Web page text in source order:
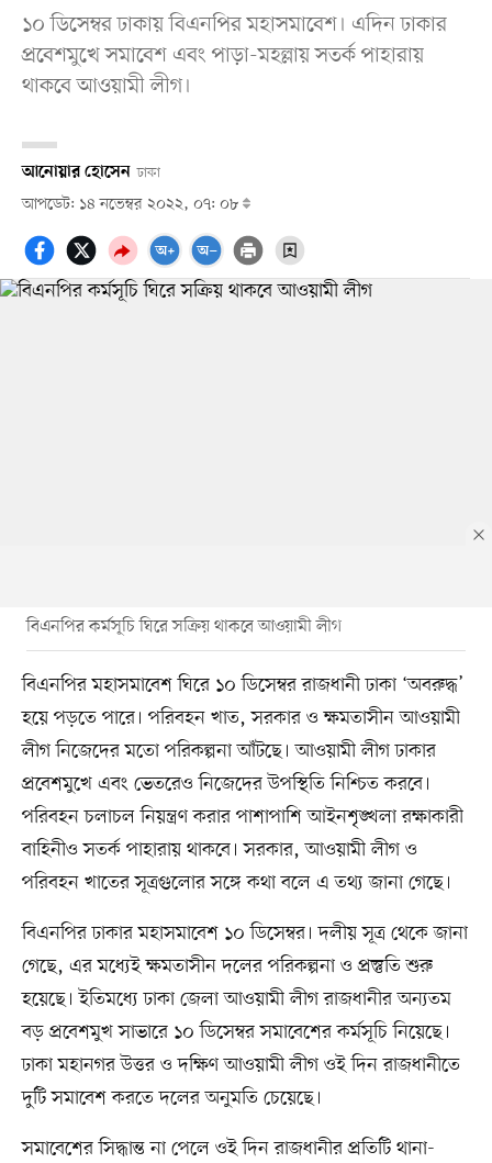
১০ ডিসেম্বর ঢাকায় বিএনপির মহাসমাবেশ। এদিন ঢাকার
প্রবেশমুখে সমাবেশ এবং পাড়া-মহল্লায় সতর্ক পাহারায়
থাকবে আওয়ামী লীগ।
আনোয়ার হোসেন ঢাকা
আপডেট: ১৪ নভেম্বর ২০২২, ০৭: ০৮
বিএনপির কর্মসূচি ঘিরে সক্রিয় থাকবে আওয়ামী লীগ
বিএনপির মহাসমাবেশ ঘিরে ১০ ডিসেম্বর রাজধানী ঢাকা ‘অবরুদ্ধ’
হয়ে পড়তে পারে। পরিবহন খাত, সরকার ও ক্ষমতাসীন আওয়ামী
লীগ নিজেদের মতো পরিকল্পনা আঁটছে। আওয়ামী লীগ ঢাকার
প্রবেশমুখে এবং ভেতরেও নিজেদের উপস্থিতি নিশ্চিত করবে।
পরিবহন চলাচল নিয়ন্ত্রণ করার পাশাপাশি আইনশৃঙ্খলা রক্ষাকারী
বাহিনীও সতর্ক পাহারায় থাকবে। সরকার, আওয়ামী লীগ ও
পরিবহন খাতের সূত্রগুলোর সঙ্গে কথা বলে এ তথ্য জানা গেছে।
বিএনপির ঢাকার মহাসমাবেশ ১০ ডিসেম্বর। দলীয় সূত্র থেকে জানা
গেছে, এর মধ্যেই ক্ষমতাসীন দলের পরিকল্পনা ও প্রস্তুতি শুরু
হয়েছে। ইতিমধ্যে ঢাকা জেলা আওয়ামী লীগ রাজধানীর অন্যতম
বড় প্রবেশমুখ সাভারে ১০ ডিসেম্বর সমাবেশের কর্মসূচি নিয়েছে।
ঢাকা মহানগর উত্তর ও দক্ষিণ আওয়ামী লীগ ওই দিন রাজধানীতে
দুটি সমাবেশ করতে দলের অনুমতি চেয়েছে।
সমাবেশের সিদ্ধান্ত না পেলে ওই দিন রাজধানীর প্রতিটি থানা-